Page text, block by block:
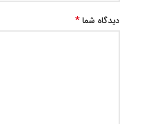
دیدگاه شما*